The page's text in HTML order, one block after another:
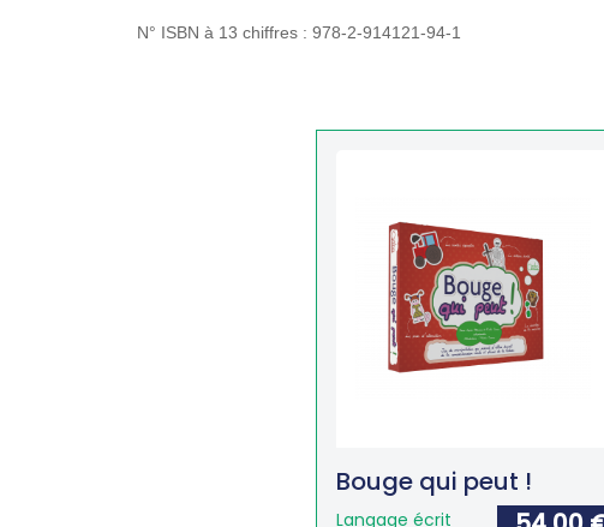
N° ISBN à 13 chiffres : 978-2-914121-94-1
Bouge qui peut !
Langage écrit